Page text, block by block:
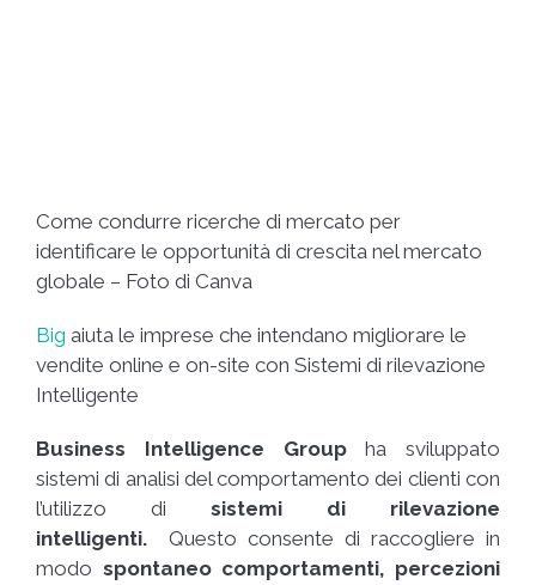
Come condurre ricerche di mercato per
identificare le opportunità di crescita nel mercato
globale – Foto di Canva
Big aiuta le imprese che intendano migliorare le
vendite online e on-site con Sistemi di rilevazione
Intelligente
Business Intelligence Groupha sviluppato
sistemi di analisi del comportamento dei clienti con
l’utilizzo di sistemi di rilevazione
intelligenti. Questo consente di raccogliere in
modo spontaneo comportamenti, percezioni